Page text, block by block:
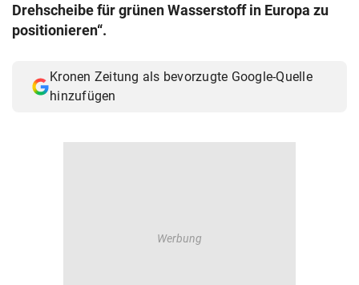
Drehscheibe für grünen Wasserstoff in Europa zu
positionieren“.
Kronen Zeitung als bevorzugte Google-Quelle
hinzufügen